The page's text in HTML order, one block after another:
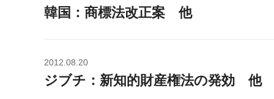
韓国：商標法改正案 他
2012.08.20
ジブチ：新知的財産権法の発効 他